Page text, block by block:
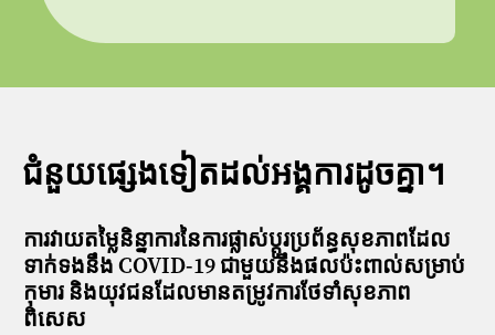
ជំនួយផ្សេងទៀតដល់អង្គការដូចគ្នា។
ការវាយតម្លៃនិន្នាការនៃការផ្លាស់ប្តូរប្រព័ន្ធសុខភាពដែល
ទាក់ទងនឹង COVID-19 ជាមួយនឹងផលប៉ះពាល់សម្រាប់
កុមារ និងយុវជនដែលមានតម្រូវការថែទាំសុខភាព
ពិសេស